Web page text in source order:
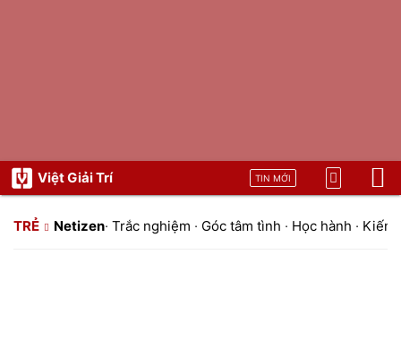
Việt Giải Trí TIN MỚI
TRẺ Netizen· Trắc nghiệm · Góc tâm tình · Học hành · Kiến